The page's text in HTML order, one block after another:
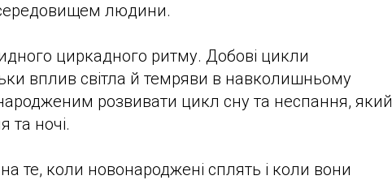
людини.
циркадного ритму. Добові цикли
вплив світла й темряви в навколишньому
розвивати цикл сну та неспання, який
та ночі.
те, коли новонароджені сплять і коли вони